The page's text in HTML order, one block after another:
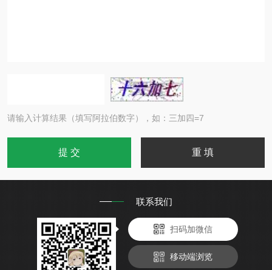
请输入计算结果（填写阿拉伯数字），如：三加四=7
联系我们
扫码加微信
移动端浏览